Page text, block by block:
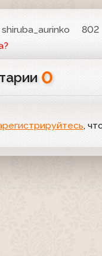
shiruba_aurinko 802
0
,